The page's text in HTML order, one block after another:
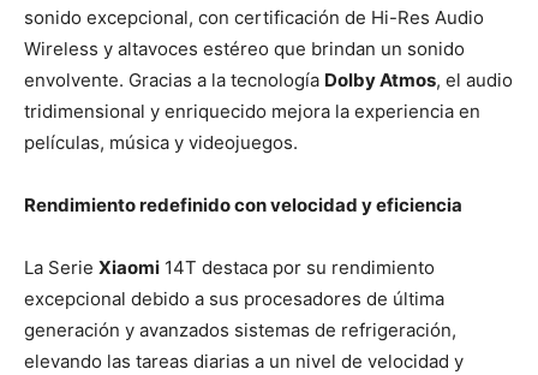
sonido excepcional, con certificación de Hi-Res Audio
Wireless y altavoces estéreo que brindan un sonido
envolvente. Gracias a la tecnología Dolby Atmos, el audio
tridimensional y enriquecido mejora la experiencia en
películas, música y videojuegos.
Rendimiento redefinido con velocidad y eficiencia
La Serie Xiaomi 14T destaca por su rendimiento
excepcional debido a sus procesadores de última
generación y avanzados sistemas de refrigeración,
elevando las tareas diarias a un nivel de velocidad y